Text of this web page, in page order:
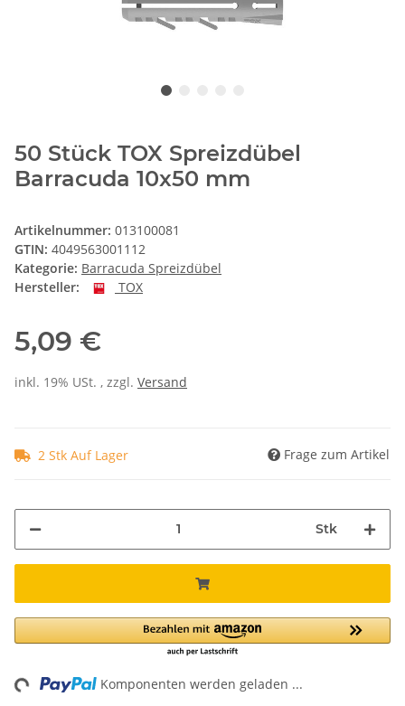
50 Stück TOX Spreizdübel
Barracuda 10x50 mm
Artikelnummer: 013100081
GTIN: 4049563001112
Kategorie: Barracuda Spreizdübel
Hersteller:
TOX
5,09 €
inkl. 19% USt. , zzgl. Versand
2 Stk Auf Lager Frage zum Artikel
Stk
Komponenten werden geladen ...